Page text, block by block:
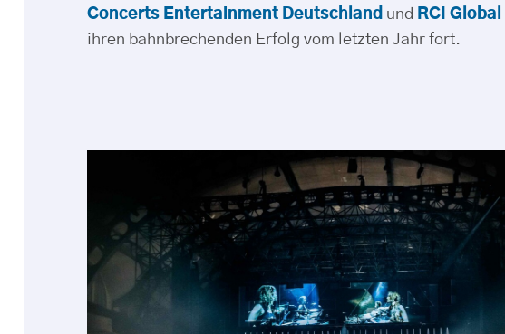
Concerts Entertainment Deutschland und RCI Global
ihren bahnbrechenden Erfolg vom letzten Jahr fort.